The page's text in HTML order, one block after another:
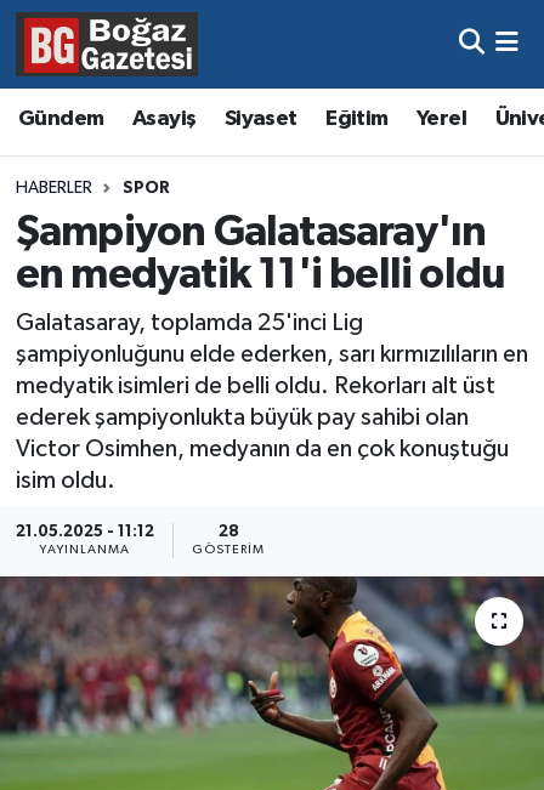
Gündem Asayiş Siyaset Eğitim Yerel
HABERLER SPOR
Şampiyon Galatasaray'ın
en medyatik 11'i belli oldu
Galatasaray, toplamda 25'inci Lig
şampiyonluğunu elde ederken, sarı kırmızılıların en
medyatik isimleri de belli oldu. Rekorları alt üst
ederek şampiyonlukta büyük pay sahibi olan
Victor Osimhen, medyanın da en çok konuştuğu
isim oldu.
21.05.2025 - 11:12
YAYINLANMA
28
GÖSTERIM
Asayiş
Eğitim
Ekonomi
Gündem
Kültür ve Sanat
Magazin
Resmi İlanlar
Sağlık
Hava Durumu
Trafik Durumu
Süper Lig Puan Durumu ve Fikstür
Tüm Manşetler
Son Dakika Haberleri
Haber Arşivi